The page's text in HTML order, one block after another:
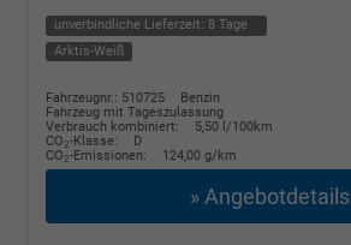
unverbindliche Lieferzeit: 8 Tage
Arktis-Weiß
Fahrzeugnr.: 510725
Benzin
Fahrzeug mit Tageszulassung
Verbrauch kombiniert:
5,50 l/100km
CO2-Klasse:
D
CO2-Emissionen: 124,00 g/km
» Angebotdetails